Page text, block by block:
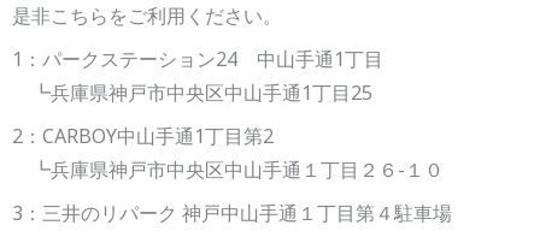
是非こちらをご利用ください。
1：パークステーション24 中山手通1丁目
┗兵庫県神戸市中央区中山手通1丁目25
2：CARBOY中山手通1丁目第2
┗兵庫県神戸市中央区中山手通１丁目２６-１０
3：三井のリパーク 神戸中山手通１丁目第４駐車場